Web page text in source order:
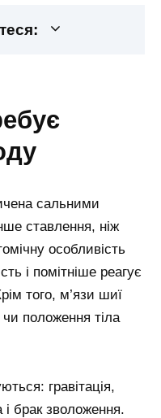
сальними
ставлення, ніж
особливість
і помітніше реагує
того, м’язи шиї
чи положення тіла
гравітація,
і брак зволоження.